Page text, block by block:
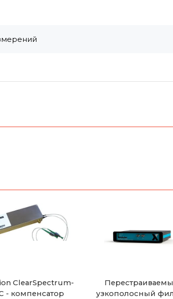
ClearSpectrum-
- компенсатор
узкополосный